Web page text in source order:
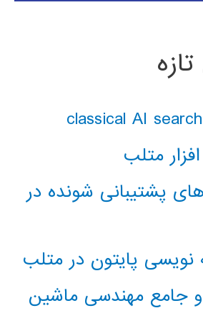
متلب
پشتیبانی شونده در
نویسی پایتون در متلب
و جامع مهندسی ماشین